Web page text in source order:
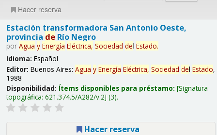
Hacer reserva
Estación transformadora San Antonio Oeste,
provincia deRío Negro
por Agua y Energía Eléctrica, Sociedad del Estado.
Idioma: Español
Editor: Buenos Aires: Agua y Energía Eléctrica, Sociedad del Estado,
1988
Disponibilidad: Ítems disponibles para préstamo: Signatura
topográfica: 621.374.5/A282/v.2 (3).
Hacer reserva